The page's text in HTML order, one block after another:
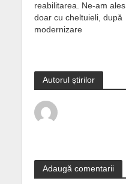
reabilitarea. Ne-am ales
doar cu cheltuieli, după
modernizare
Autorul știrilor
Adaugă comentarii